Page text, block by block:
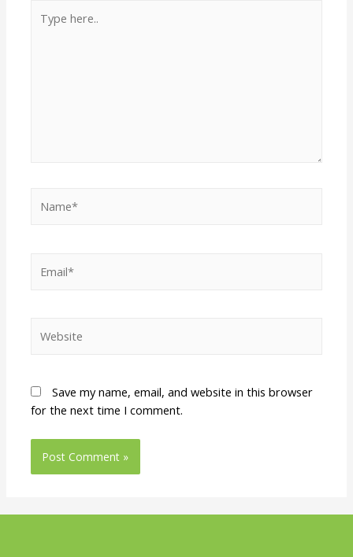
Save my name, email, and website in this browser
for the next time I comment.